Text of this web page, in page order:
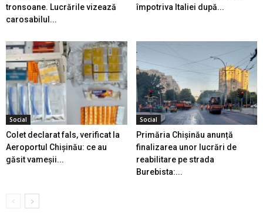
tronsoane. Lucrările vizează
carosabilul...
împotriva Italiei după...
Social
Colet declarat fals, verificat la
Aeroportul Chișinău: ce au
găsit vameșii...
Social
Primăria Chișinău anunță
finalizarea unor lucrări de
reabilitare pe strada
Burebista:...